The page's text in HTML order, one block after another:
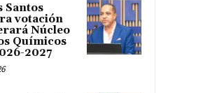
Santos
votación
Núcleo
Químicos
2027